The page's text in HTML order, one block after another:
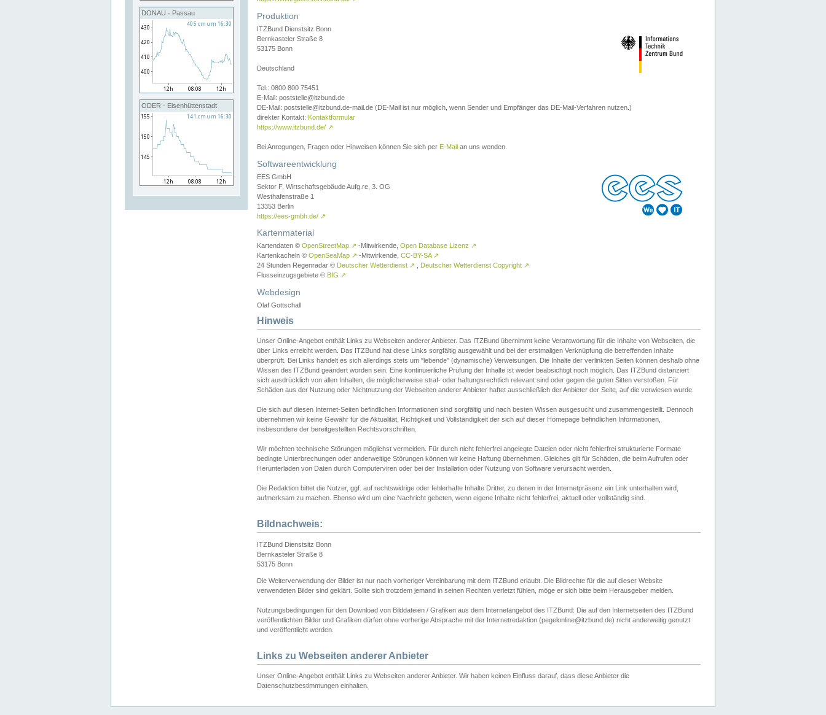
DONAU - Passau
ODER - Eisenhüttenstadt
Produktion
ITZBund Dienstsitz Bonn
Bernkasteler Straße 8
53175 Bonn
Deutschland
Tel.: 0800 800 75451
E-Mail: poststelle@itzbund.de
DE-Mail: poststelle@itzbund.de-mail.de (DE-Mail ist nur möglich, wenn Sender und Empfänger das DE-Mail-Verfahren nutzen.)
direkter Kontakt: Kontaktformular
https://www.itzbund.de/ ↗
Bei Anregungen, Fragen oder Hinweisen können Sie sich per E-Mail an uns wenden.
Softwareentwicklung
EES GmbH
Sektor F, Wirtschaftsgebäude Aufg.re, 3. OG
Westhafenstraße 1
13353 Berlin
https://ees-gmbh.de/ ↗
Kartenmaterial
Kartendaten © OpenStreetMap ↗ -Mitwirkende, Open Database Lizenz ↗
Kartenkacheln © OpenSeaMap ↗ -Mitwirkende, CC-BY-SA ↗
24 Stunden Regenradar © Deutscher Wetterdienst ↗ Deutscher Wetterdienst Copyright ↗
Flusseinzugsgebiete © BfG ↗
Webdesign
Olaf Gottschall
Hinweis
Unser Online-Angebot enthält Links zu Webseiten anderer Anbieter. Das ITZBund übernimmt keine Verantwortung für die Inhalte von Webseiten, die
über Links erreicht werden. Das ITZBund hat diese Links sorgfältig ausgewählt und bei der erstmaligen Verknüpfung die betreffenden Inhalte
überprüft. Bei Links handelt es sich allerdings stets um "lebende" (dynamische) Verweisungen. Die Inhalte der verlinkten Seiten können deshalb ohne
Wissen des ITZBund geändert worden sein. Eine kontinuierliche Prüfung der Inhalte ist weder beabsichtigt noch möglich. Das ITZBund distanziert
sich ausdrücklich von allen Inhalten, die möglicherweise straf- oder haftungsrechtlich relevant sind oder gegen die guten Sitten verstoßen. Für
Schäden aus der Nutzung oder Nichtnutzung der Webseiten anderer Anbieter haftet ausschließlich der Anbieter der Seite, auf die verwiesen wurde.
Die sich auf diesen Internet-Seiten befindlichen Informationen sind sorgfältig und nach besten Wissen ausgesucht und zusammengestellt. Dennoch
übernehmen wir keine Gewähr für die Aktualität, Richtigkeit und Vollständigkeit der sich auf dieser Homepage befindlichen Informationen,
insbesondere der bereitgestellten Rechtsvorschriften.
Wir möchten technische Störungen möglichst vermeiden. Für durch nicht fehlerfrei angelegte Dateien oder nicht fehlerfrei strukturierte Formate
bedingte Unterbrechungen oder anderweitige Störungen können wir keine Haftung übernehmen. Gleiches gilt für Schäden, die beim Aufrufen oder
Herunterladen von Daten durch Computerviren oder bei der Installation oder Nutzung von Software verursacht werden.
Die Redaktion bittet die Nutzer, ggf. auf rechtswidrige oder fehlerhafte Inhalte Dritter, zu denen in der Internetpräsenz ein Link unterhalten wird,
aufmerksam zu machen. Ebenso wird um eine Nachricht gebeten, wenn eigene Inhalte nicht fehlerfrei, aktuell oder vollständig sind.
Bildnachweis:
ITZBund Dienstsitz Bonn
Bernkasteler Straße 8
53175 Bonn
Die Weiterverwendung der Bilder ist nur nach vorheriger Vereinbarung mit dem ITZBund erlaubt. Die Bildrechte für die auf dieser Website
verwendeten Bilder sind geklärt. Sollte sich trotzdem jemand in seinen Rechten verletzt fühlen, möge er sich bitte beim Herausgeber melden.
Nutzungsbedingungen für den Download von Bilddateien / Grafiken aus dem Internetangebot des ITZBund: Die auf den Internetseiten des ITZBund
veröffentlichten Bilder und Grafiken dürfen ohne vorherige Absprache mit der Internetredaktion (pegelonline@itzbund.de) nicht anderweitig genutzt
und veröffentlicht werden.
Links zu Webseiten anderer Anbieter
Unser Online-Angebot enthält Links zu Webseiten anderer Anbieter. Wir haben keinen Einfluss darauf, dass diese Anbieter die
Datenschutzbestimmungen einhalten.